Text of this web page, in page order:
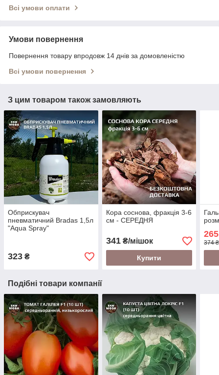
Всі умови оплати
Умови повернення
Повернення товару впродовж 14 днів за домовленістю
Всі умови повернення
З цим товаром також замовляють
Обприскувач
пневматичний Bradas 1,5л
"Aqua Spray"
323 ₴
Кора соснова, фракція 3-6
см - СЕРЕДНЯ
341₴/мішок
Купити
374
Подібні товари компанії